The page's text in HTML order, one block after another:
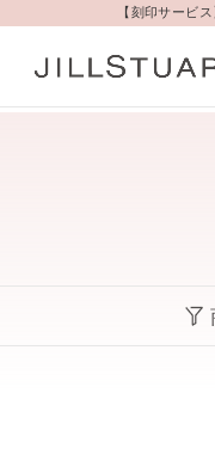
【刻印サービ